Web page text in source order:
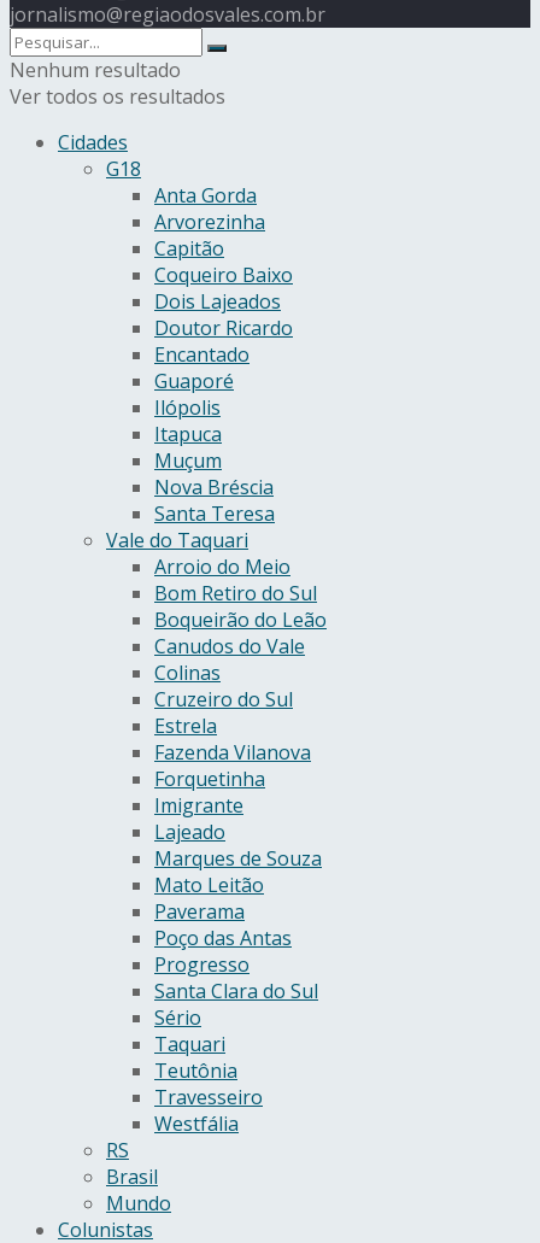
jornalismo@regiaodosvales.com.br
Nenhum resultado
Ver todos os resultados
Cidades
G18
Anta Gorda
Arvorezinha
Capitão
Coqueiro Baixo
Dois Lajeados
Doutor Ricardo
Encantado
Guaporé
Ilópolis
Itapuca
Muçum
Nova Bréscia
Santa Teresa
Vale do Taquari
Arroio do Meio
Bom Retiro do Sul
Boqueirão do Leão
Canudos do Vale
Colinas
Cruzeiro do Sul
Estrela
Fazenda Vilanova
Forquetinha
Imigrante
Lajeado
Marques de Souza
Mato Leitão
Paverama
Poço das Antas
Progresso
Santa Clara do Sul
Sério
Taquari
Teutônia
Travesseiro
Westfália
RS
Brasil
Mundo
Colunistas